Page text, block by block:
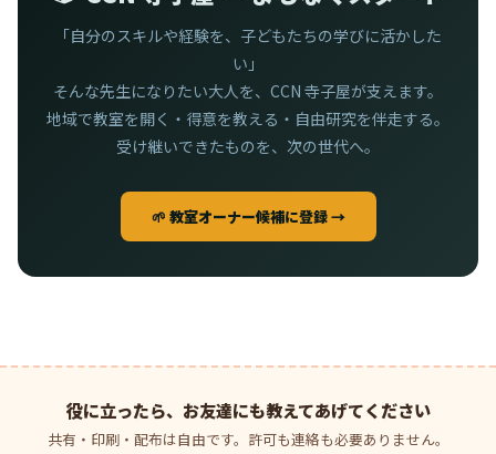
「自分のスキルや経験を、子どもたちの学びに活かした
い」
そんな先生になりたい大人を、CCN 寺子屋が支えます。
地域で教室を開く・得意を教える・自由研究を伴走する。
受け継いできたものを、次の世代へ。
🌱 教室オーナー候補に登録 →
役に立ったら、お友達にも教えてあげてください
共有・印刷・配布は自由です。許可も連絡も必要ありません。